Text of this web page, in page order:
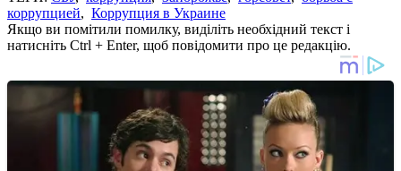
коррупцией, Коррупция в Украине
Якщо ви помітили помилку, виділіть необхідний текст і
натисніть Ctrl + Enter, щоб повідомити про це редакцію.